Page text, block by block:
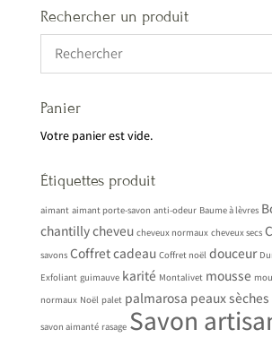
Rechercher un produit
Panier
Votre panier est vide.
Étiquettes produit
aimant aimant porte-savon anti-odeur Baume à lèvres
chantillycheveu cheveux normaux cheveux secs
savons Coffret cadeau Coffret noël douceur
Exfoliant guimauve karité Montalivet mousse
normaux Noël palet palmarosa peaux sèches
savon aimanté rasage Savon